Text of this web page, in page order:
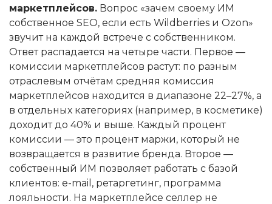
маркетплейсов. Вопрос «зачем своему ИМ
собственное SEO, если есть Wildberries и Ozon»
звучит на каждой встрече с собственником.
Ответ распадается на четыре части. Первое —
комиссии маркетплейсов растут: по разным
отраслевым отчётам средняя комиссия
маркетплейсов находится в диапазоне 22–27%, а
в отдельных категориях (например, в косметике)
доходит до 40% и выше. Каждый процент
комиссии — это процент маржи, который не
возвращается в развитие бренда. Второе —
собственный ИМ позволяет работать с базой
клиентов: e-mail, ретаргетинг, программа
лояльности. На маркетплейсе селлер не